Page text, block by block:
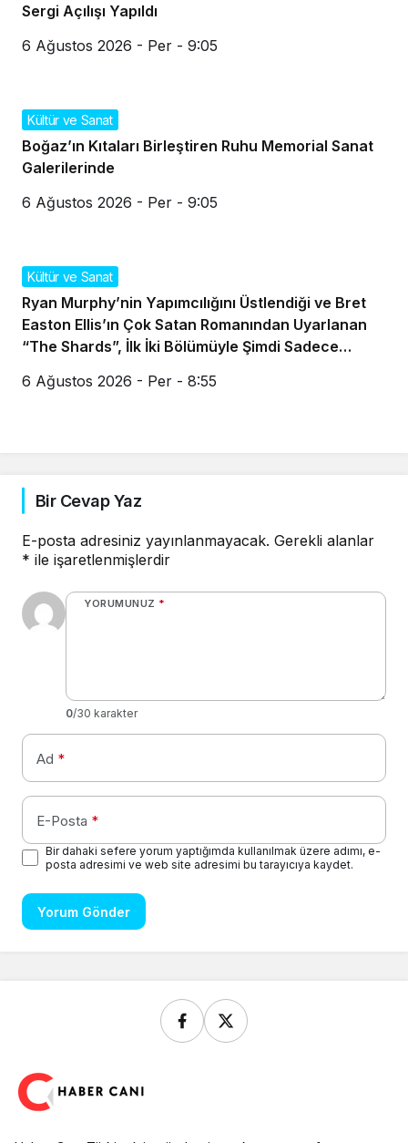
Sergi Açılışı Yapıldı
6 Ağustos 2026 - Per - 9:05
Kültür ve Sanat
Boğaz’ın Kıtaları Birleştiren Ruhu Memorial Sanat
Galerilerinde
6 Ağustos 2026 - Per - 9:05
Kültür ve Sanat
Ryan Murphy’nin Yapımcılığını Üstlendiği ve Bret
Easton Ellis’ın Çok Satan Romanından Uyarlanan
“The Shards”, İlk İki Bölümüyle Şimdi Sadece
6 Ağustos 2026 - Per - 8:55
Bir Cevap Yaz
E-posta adresiniz yayınlanmayacak. Gerekli alanlar
* ile işaretlenmişlerdir
YORUMUNUZ *
0/30 karakter
Ad *
E-Posta *
Bir dahaki sefere yorum yaptığımda kullanılmak üzere adımı, e-
posta adresimi ve web site adresimi bu tarayıcıya kaydet.
Yorum Gönder